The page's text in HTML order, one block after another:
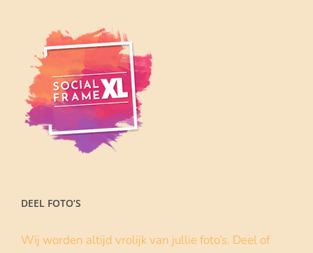
DEEL FOTO’S
Wij worden altijd vrolijk van jullie foto’s. Deel of